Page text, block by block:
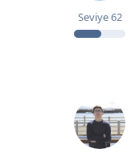
Seviye62